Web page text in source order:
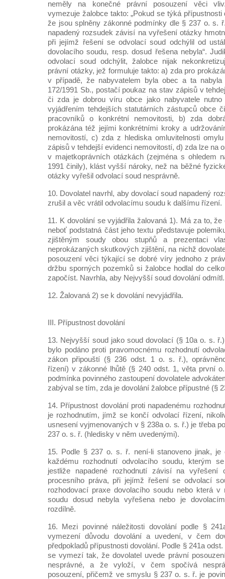
neměly na konečné právní posouzení věci
vymezuje žalobce takto: „Pokud se týká
že jsou splněny zákonné podmínky dle § 237 o. s.
napadený rozsudek závisí na vyřešení otázky
při jejímž řešení se odvolací soud odchýlil od
dovolacího soudu, resp. dosud řešena nebyla“.
odvolací soud odchýlit, žalobce nijak
právní otázky, jež formuluje takto: a) zda pro
v případě, že nabyvatelem byla obec a ta
172/1991 Sb., postačí poukaz na stav zápisů v
či zda je dobrou víru obce jako nabyvatele nutno
vyjádřením tehdejších statutárních zástupců obce
pracovníků o konkrétní nemovitosti, b) zda
prokázána též jejími konkrétními kroky a
nemovitostí, c) zda z hlediska omluvitelnosti
zápisů v tehdejší evidenci nemovitostí, d) zda lze na
v majetkoprávních otázkách (zejména s ohledem
1991 činily), klást vyšší nároky, než na běžné
otázky vyřešil odvolací soud nesprávně.
10. Dovolatel navrhl, aby dovolací soud napadený
zrušil a věc vrátil odvolacímu soudu k dalšímu řízení.
11. K dovolání se vyjádřila žalovaná 1). Má za to,
neboť podstatná část jeho textu představuje
zjištěným soudy obou stupňů a prezentaci
neprokázaných skutkových zjištění, na nichž
posouzení věci týkající se dobré víry jednoho z
držbu sporných pozemků si žalobce hodlal do
započíst. Navrhla, aby Nejvyšší soud dovolání odmítl.
12. Žalovaná 2) se k dovolání nevyjádřila.
III. Přípustnost dovolání
13. Nejvyšší soud jako soud dovolací (§ 10a o. s.
bylo podáno proti pravomocnému rozhodnutí
zákon připouští (§ 236 odst. 1 o. s. ř.),
řízení) v zákonné lhůtě (§ 240 odst. 1, věta první
podmínka povinného zastoupení dovolatele
zabýval se tím, zda je dovolání žalobce přípustné (§
14. Přípustnost dovolání proti napadenému
je rozhodnutím, jímž se končí odvolací řízení,
usnesení vyjmenovaných v § 238a o. s. ř.) je třeba
237 o. s. ř. (hledisky v něm uvedenými).
15. Podle § 237 o. s. ř. není-li stanoveno jinak, je
každému rozhodnutí odvolacího soudu, kterým
jestliže napadené rozhodnutí závisí na vyřešení
procesního práva, při jejímž řešení se odvolací
rozhodovací praxe dovolacího soudu nebo která v
soudu dosud nebyla vyřešena nebo je
rozdílně.
16. Mezi povinné náležitosti dovolání podle §
vymezení důvodu dovolání a uvedení, v čem
předpokladů přípustnosti dovolání. Podle § 241a
se vymezí tak, že dovolatel uvede právní
nesprávné, a že vyloží, v čem spočívá
posouzení, přičemž ve smyslu § 237 o. s. ř. je